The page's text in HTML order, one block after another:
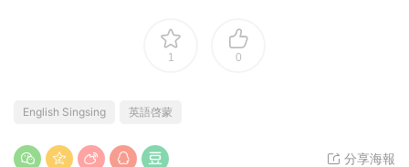
1 0
English Singsing 英語啓蒙
分享海報